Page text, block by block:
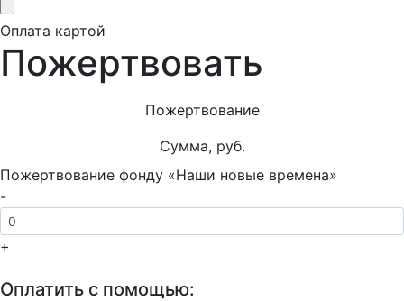
Оплата картой
Пожертвовать
Пожертвование
Сумма, руб.
Пожертвование фонду «Наши новые времена»
-
+
Оплатить с помощью: